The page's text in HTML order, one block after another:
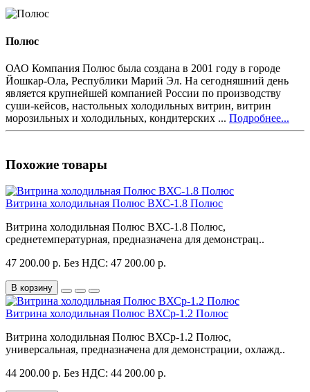
Полюс
ОАО Компания Полюс была создана в 2001 году в городе
Йошкар-Ола, Республики Марий Эл. На сегодняшний день
является крупнейшей компанией России по производству
суши-кейсов, настольных холодильных витрин, витрин
морозильных и холодильных, кондитерских ... Подробнее...
Похожие товары
Витрина холодильная Полюс ВХС-1.8 Полюс
Витрина холодильная Полюс ВХС-1.8 Полюс,
среднетемпературная, предназначена для демонстрац..
47 200.00 р. Без НДС: 47 200.00 р.
В корзину
Витрина холодильная Полюс ВХСр-1.2 Полюс
Витрина холодильная Полюс ВХСр-1.2 Полюс,
универсальная, предназначена для демонстрации, охлажд..
44 200.00 р. Без НДС: 44 200.00 р.